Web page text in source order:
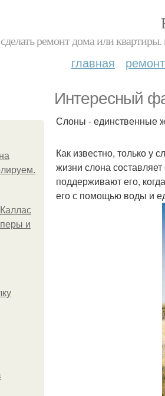
ремонт дома или
главная
Интересный
и
Слоны - единственные
Как известно, только у
жизни слона
поддерживают его,
его с помощью воды и